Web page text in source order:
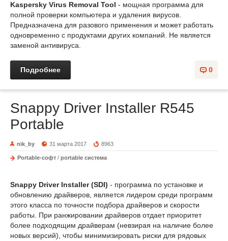
Kaspersky Virus Removal Tool - мощная программа для
полной проверки компьютера и удаления вирусов.
Предназначена для разового применения и может работать
одновременно с продуктами других компаний. Не является
заменой антивируса.
0
Подробнее
Snappy Driver Installer R545
Portable
nik_by 31 марта 2017 8963
Portable-софт / portable система
Snappy Driver Installer (SDI) - программа по установке и
обновлению драйверов, является лидером среди программ
этого класса по точности подбора драйверов и скорости
работы. При ранжировании драйверов отдает приоритет
более подходящим драйверам (невзирая на наличие более
новых версий), чтобы минимизировать риски для рядовых